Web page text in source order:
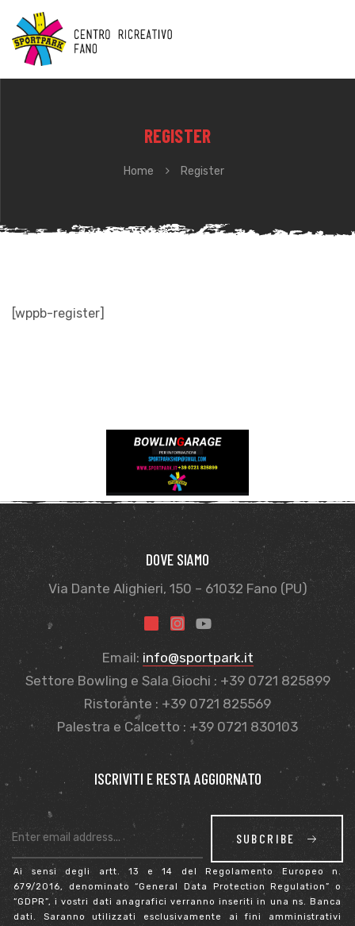
REGISTER
Home Register
[wppb-register]
DOVE SIAMO
Via Dante Alighieri, 150 – 61032 Fano (PU)
Email: info@sportpark.it
Settore Bowling e Sala Giochi : +39 0721 825899
Ristorante : +39 0721 825569
Palestra e Calcetto : +39 0721 830103
ISCRIVITI E RESTA AGGIORNATO
SUBCRIBE
Ai sensi degli artt. 13 e 14 del Regolamento Europeo n.
679/2016, denominato “General Data Protection Regulation” o
“GDPR”, i vostri dati anagrafici verranno inseriti in una ns. Banca
dati. Saranno utilizzati esclusivamente ai fini amministrativi